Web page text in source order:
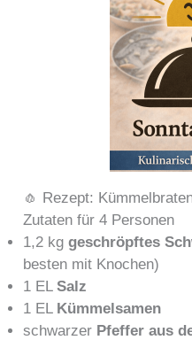
🧄 Rezept:
Zutaten für 4 Personen
1,2 kggeschröpftes
besten mit Knochen)
1 ELSalz
1 EL Kümmelsamen
schwarzer Pfeffer aus